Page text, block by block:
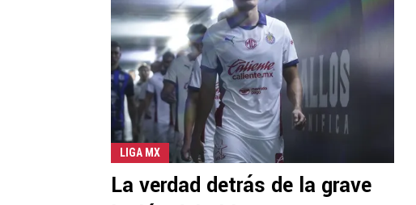
LIGA MX
La verdad detrás de la grave